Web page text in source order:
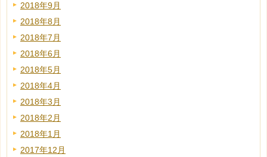
2018年9月
2018年8月
2018年7月
2018年6月
2018年5月
2018年4月
2018年3月
2018年2月
2018年1月
2017年12月